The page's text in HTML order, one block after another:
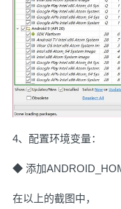
4、配置环境变量：
◆ 添加
在以上的截图中，